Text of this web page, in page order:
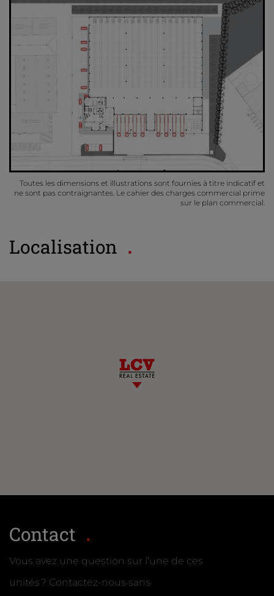
Toutes les dimensions et illustrations sont fournies à titre indicatif et
ne sont pas contraignantes. Le cahier des charges commercial prime
sur le plan commercial.
Localisation
Contact
Vous avez une question sur l’une de ces
unités ? Contactez-nous sans